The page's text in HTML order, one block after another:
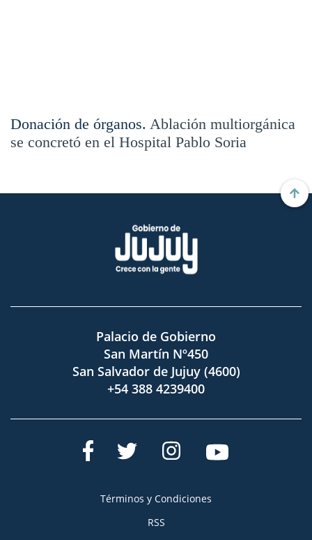
Donación de órganos. Ablación multiorgánica
se concretó en el Hospital Pablo Soria
Palacio de Gobierno
San Martín Nº450
San Salvador de Jujuy (4600)
+54 388 4239400
Términos y Condiciones
RSS